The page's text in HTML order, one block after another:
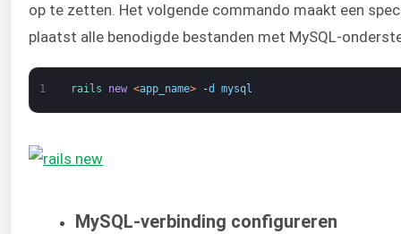
op te zetten. Het volgende commando maakt een
plaatst alle benodigde bestanden met MySQL-
1 rails new <app_name> -d mysql
MySQL-verbinding configureren